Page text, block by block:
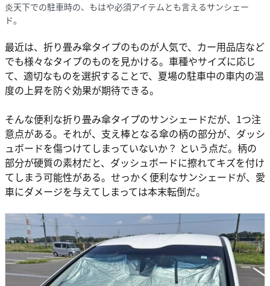
炎天下での駐車時の、もはや必須アイテムとも言えるサンシェー
ド。
最近は、折り畳み傘タイプのものが人気で、カー用品店など
でも様々なタイプのものを見かける。車種やサイズに応じ
て、適切なものを選択することで、夏場の駐車中の車内の温
度の上昇を防ぐ効果が期待できる。
そんな便利な折り畳み傘タイプのサンシェードだが、1つ注
意点がある。それが、支え棒となる傘の柄の部分が、ダッシ
ュボードを傷つけてしまっていないか？ という点だ。柄の
部分が硬質の素材だと、ダッシュボードに擦れてキズを付け
てしまう可能性がある。せっかく便利なサンシェードが、愛
車にダメージを与えてしまっては本末転倒だ。